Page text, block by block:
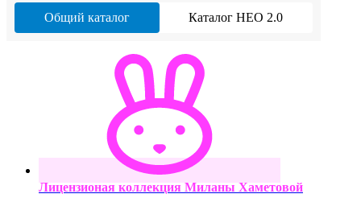
Общий каталог Каталог НЕО 2.0
Лицензионая коллекция Миланы Хаметовой